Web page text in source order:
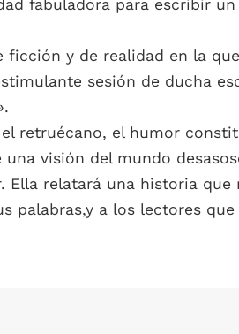
fabuladora para escribir
ficción y de realidad en la
sesión de ducha
retruécano, el humor
visión del mundo
Ella relatará una historia que
palabras,y a los lectores